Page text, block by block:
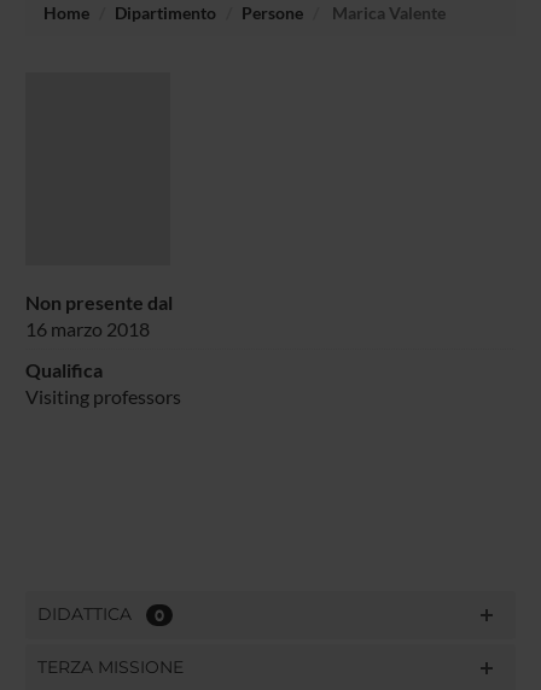
Home Dipartimento Persone Marica Valente
Non presente dal
16 marzo 2018
Qualifica
Visiting professors
DIDATTICA 0
TERZA MISSIONE